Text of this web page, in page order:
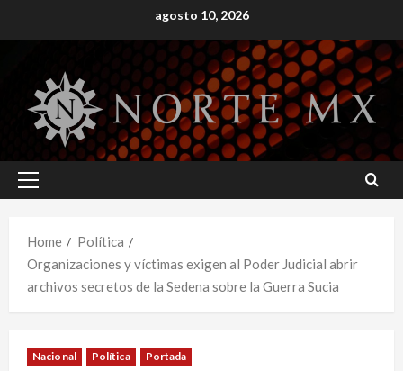
to
agosto 10, 2026
Primary
Home
Política
Organizaciones y víctimas exigen al Poder Judicial abrir
archivos secretos de la Sedena sobre la Guerra Sucia
Nacional Política Portada